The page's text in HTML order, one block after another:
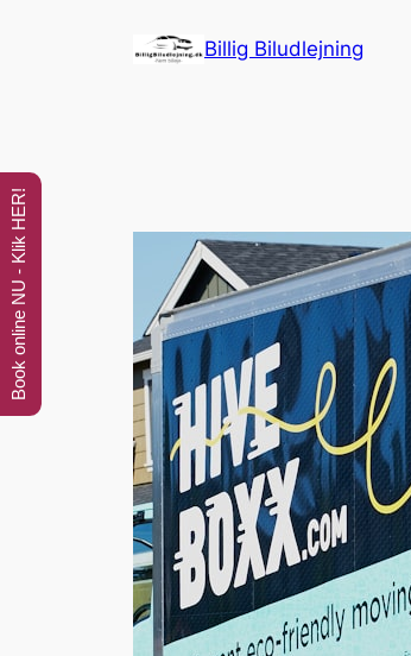
Billig Biludlejning
Book online NU - Klik HER!